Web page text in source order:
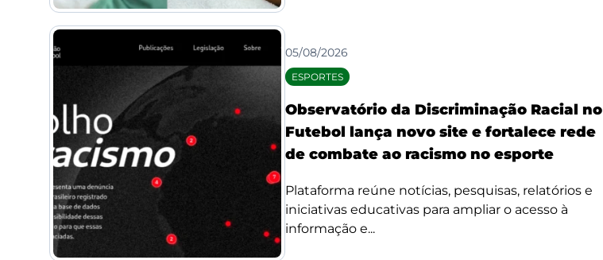
05/08/2026
ESPORTES
Observatório da Discriminação Racial no
Futebol lança novo site e fortalece rede
de combate ao racismo no esporte
Plataforma reúne notícias, pesquisas, relatórios e
iniciativas educativas para ampliar o acesso à
informação e...